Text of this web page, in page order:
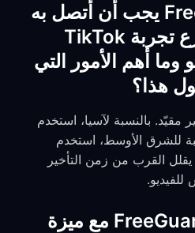
أي خادم FreeGuard يجب أن أتصل به
للحصول على أسرع تجربة TikTok
أهم الأمور التي
هذا؟
مقيّد. بالنسبة لآسيا، استخدم
للشرق الأوسط، استخدم
يقلل القرب من زمن التأخير
هل يعمل FreeGuard VPN مع ميزة